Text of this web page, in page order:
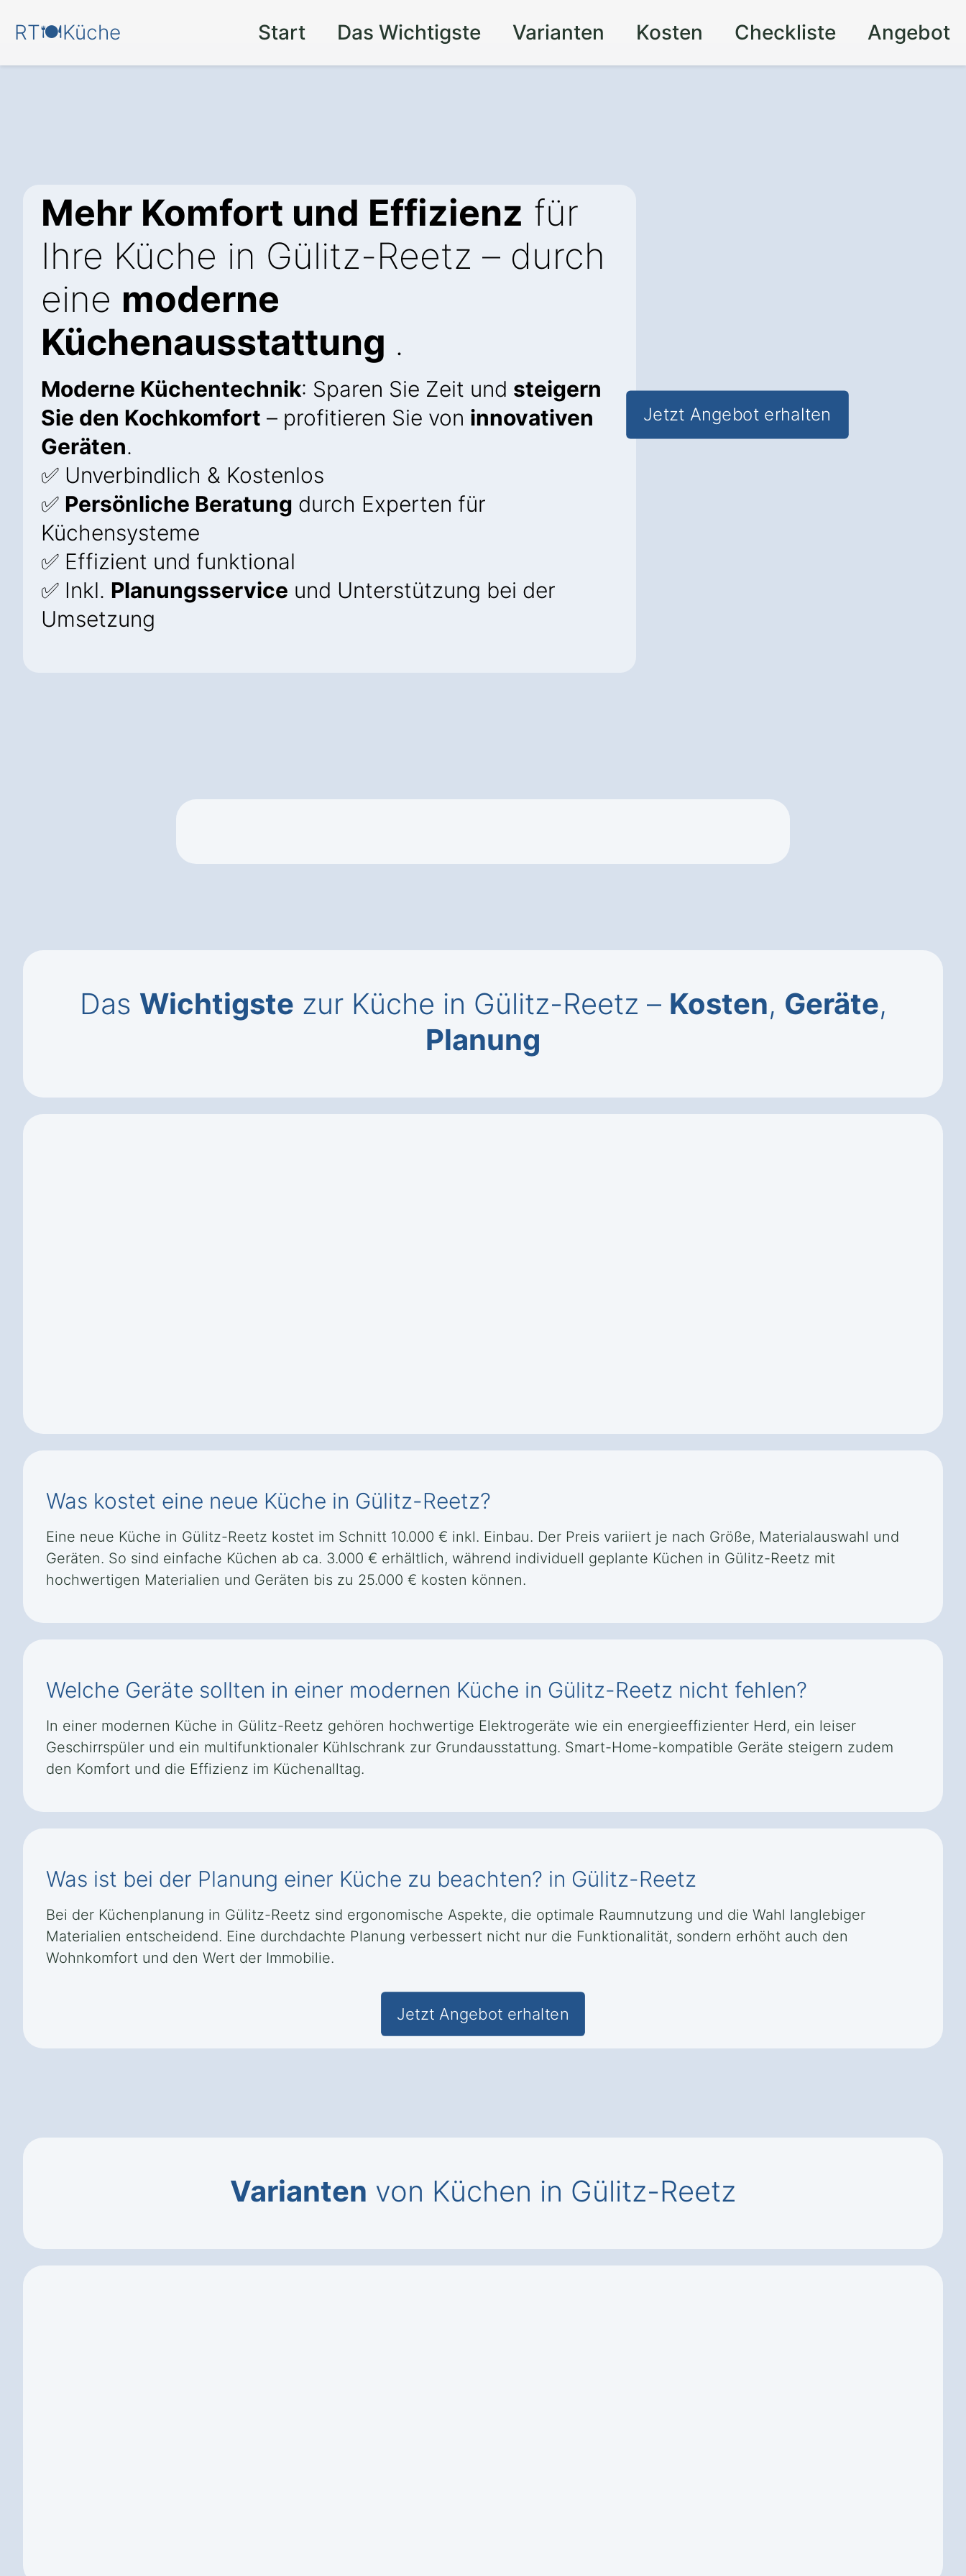
RT🍽️Küche Start Das Wichtigste Varianten Kosten Checkliste Angebot
Mehr Komfort und Effizienz für
Ihre Küche in Gülitz-Reetz – durch
eine moderne
Küchenausstattung .
Moderne Küchentechnik: Sparen Sie Zeit und steigern
Sie den Kochkomfort – profitieren Sie von innovativen
Geräten.
✅ Unverbindlich & Kostenlos
✅ Persönliche Beratung durch Experten für
Küchensysteme
✅ Effizient und funktional
✅ Inkl. Planungsservice und Unterstützung bei der
Umsetzung
Jetzt Angebot erhalten
Das Wichtigste zur Küche in Gülitz-Reetz – Kosten, Geräte,
Planung
Was kostet eine neue Küche in Gülitz-Reetz?
Eine neue Küche in Gülitz-Reetz kostet im Schnitt 10.000 € inkl. Einbau. Der Preis variiert je nach Größe, Materialauswahl und
Geräten. So sind einfache Küchen ab ca. 3.000 € erhältlich, während individuell geplante Küchen in Gülitz-Reetz mit
hochwertigen Materialien und Geräten bis zu 25.000 € kosten können.
Welche Geräte sollten in einer modernen Küche in Gülitz-Reetz nicht fehlen?
In einer modernen Küche in Gülitz-Reetz gehören hochwertige Elektrogeräte wie ein energieeffizienter Herd, ein leiser
Geschirrspüler und ein multifunktionaler Kühlschrank zur Grundausstattung. Smart-Home-kompatible Geräte steigern zudem
den Komfort und die Effizienz im Küchenalltag.
Was ist bei der Planung einer Küche zu beachten? in Gülitz-Reetz
Bei der Küchenplanung in Gülitz-Reetz sind ergonomische Aspekte, die optimale Raumnutzung und die Wahl langlebiger
Materialien entscheidend. Eine durchdachte Planung verbessert nicht nur die Funktionalität, sondern erhöht auch den
Wohnkomfort und den Wert der Immobilie.
Jetzt Angebot erhalten
Varianten von Küchen in Gülitz-Reetz